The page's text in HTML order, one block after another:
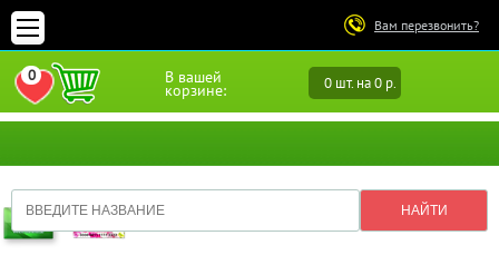
Вам перезвонить?
В вашей
корзине: 0 шт. на 0 р.
0
ПЕРЕЙТИ В ИЗБРАННОЕ